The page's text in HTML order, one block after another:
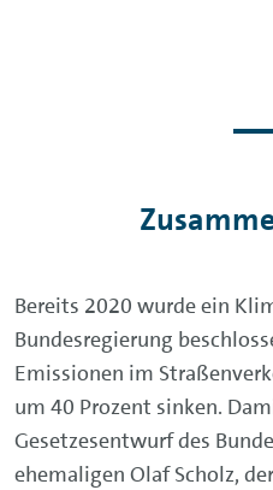
Bereits 2020 wurde ein
Bundesregierung
Emissionen im
um 40 Prozent sinken.
Gesetzesentwurf des
ehemaligen Olaf Scholz,